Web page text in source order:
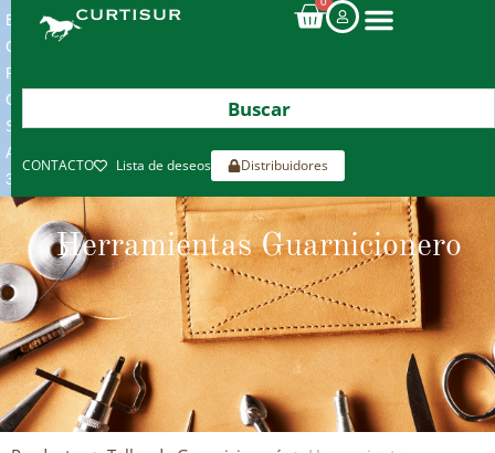
ENVIOS
GRATIS
POR
COMPRAS
SUPERIORES
A
300€*
CONTACTO Lista de deseos Distribuidores
Herramientas Guarnicionero